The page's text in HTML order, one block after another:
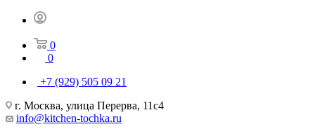
0
0
+7 (929) 505 09 21
г. Москва, улица Перерва, 11с4
info@kitchen-tochka.ru